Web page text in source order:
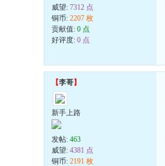
威望: 7312 点
铜币: 2207 枚
贡献值: 0 点
好评度: 0 点
【李哥】
新手上路
发帖: 463
威望: 4381 点
铜币: 2191 枚